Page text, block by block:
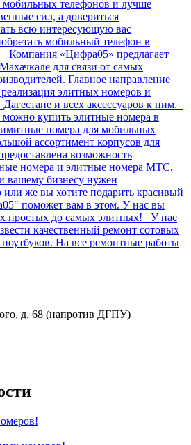
мобильных телефонов и лучше
сил, а довериться
всю интересующую вас
мобильный телефон в
Компания «Цифра05» предлагает
для связи от самых
Главное направление
элитных номеров и
и всех аксессуаров к ним.
купить элитные номера в
номера для мобильных
ассортимент корпусов для
возможность
номера и элитные номера МТС,
вашему бизнесу нужен
же вы хотите подарить красивый
поможет вам в этом. У нас вы
простых до самых элитных! У нас
качественный ремонт сотовых
На все ремонтные работы
д. 68 (напротив ДГПУ)